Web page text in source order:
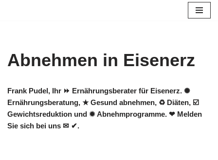
Abnehmen in Eisenerz
Frank Pudel, Ihr ⏩ Ernährungsberater für Eisenerz. ✺
Ernährungsberatung, ★ Gesund abnehmen, ♻ Diäten, ☑️
Gewichtsreduktion und ✹ Abnehmprogramme. ❤ Melden
Sie sich bei uns ✉ ✔.